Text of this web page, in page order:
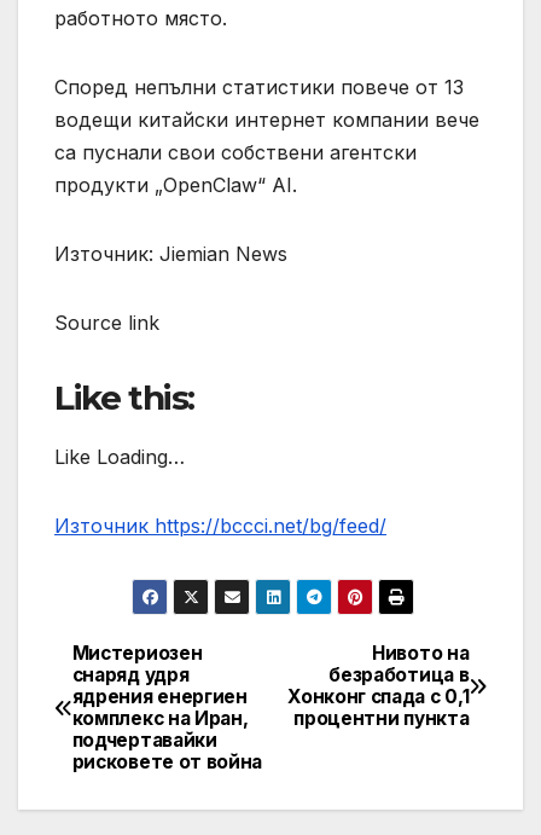
работното място.
Според непълни статистики повече от 13
водещи китайски интернет компании вече
са пуснали свои собствени агентски
продукти „OpenClaw“ AI.
Източник: Jiemian News
Source link
Like this:
Like Loading…
Източник https://bccci.net/bg/feed/
Post
navigation
Нивото на
безработица в
Хонконг спада с 0,1
процентни пункта
Мистериозен
снаряд удря
ядрения енергиен
комплекс на Иран,
подчертавайки
рисковете от война